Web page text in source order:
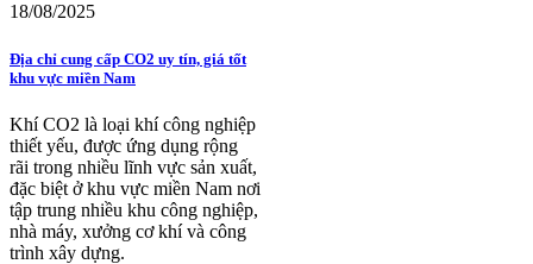
18/08/2025
Địa chỉ cung cấp CO2 uy tín, giá tốt
khu vực miền Nam
Khí CO2 là loại khí công nghiệp
thiết yếu, được ứng dụng rộng
rãi trong nhiều lĩnh vực sản xuất,
đặc biệt ở khu vực miền Nam nơi
tập trung nhiều khu công nghiệp,
nhà máy, xưởng cơ khí và công
trình xây dựng.